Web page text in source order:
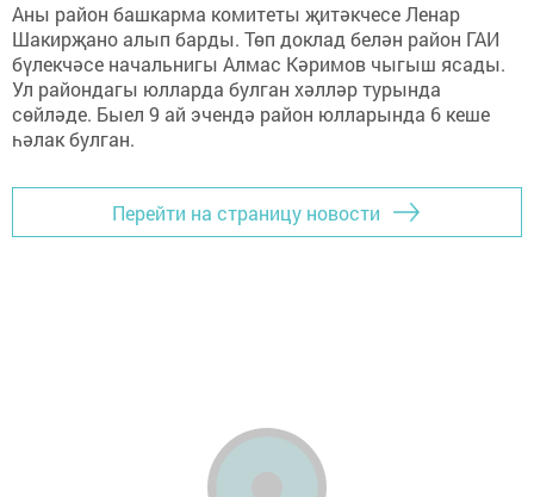
Аны район башкарма комитеты җитәкчесе Ленар
Шакирҗано алып барды. Төп доклад белән район ГАИ
бүлекчәсе начальнигы Алмас Кәримов чыгыш ясады.
Ул райондагы юлларда булган хәлләр турында
сөйләде. Быел 9 ай эчендә район юлларында 6 кеше
һәлак булган.
Перейти на страницу новости